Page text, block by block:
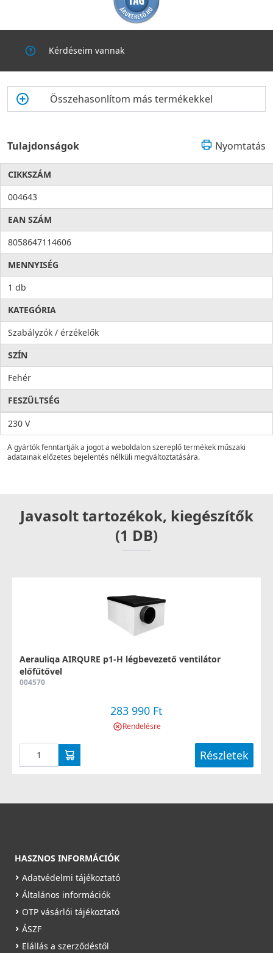
készülék használati útmutatójában találhatók.
Kérdéseim vannak
Összehasonlítom más termékekkel
Tulajdonságok Nyomtatás
CIKKSZÁM
004643
EAN SZÁM
8058647114606
MENNYISÉG
1 db
KATEGÓRIA
Szabályzók / érzékelők
SZÍN
Fehér
FESZÜLTSÉG
230 V
A gyártók fenntartják a jogot a weboldalon szereplő termékek műszaki
adatainak előzetes bejelentés nélküli megváltoztatására.
Javasolt tartozékok, kiegészítők
(1 DB)
Aerauliqa AIRQURE p1-H légbevezető ventilátor
előfűtővel
004570
283 990 Ft
Rendelésre
Részletek
HASZNOS INFORMÁCIÓK
Adatvédelmi tájékoztató
Általános információk
OTP vásárlói tájékoztató
ÁSZF
Elállás a szerződéstől